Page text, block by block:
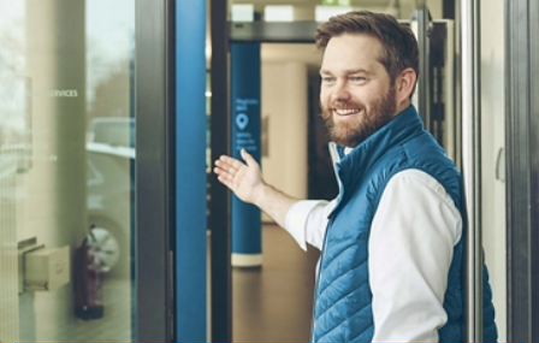
Skip to main content
Skip to footer